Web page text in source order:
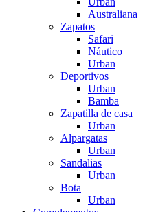
Australiana
Zapatos
Safari
Náutico
Urban
Deportivos
Urban
Bamba
Zapatilla de casa
Urban
Alpargatas
Urban
Sandalias
Urban
Bota
Urban